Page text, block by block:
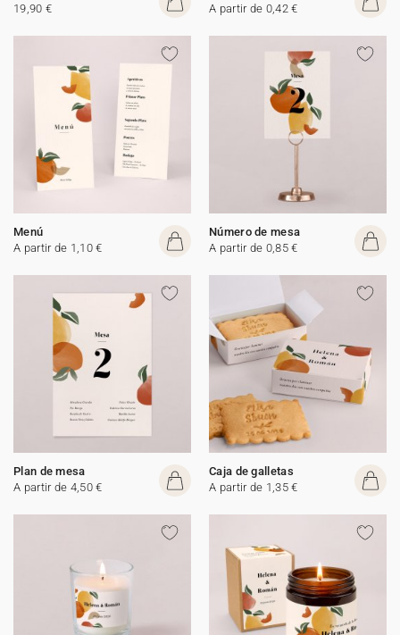
19,90 € A partir de 0,42 €
Menú
A partir de 1,10 €
Número de mesa
A partir de 0,85 €
Plan de mesa
A partir de 4,50 €
Caja de galletas
A partir de 1,35 €